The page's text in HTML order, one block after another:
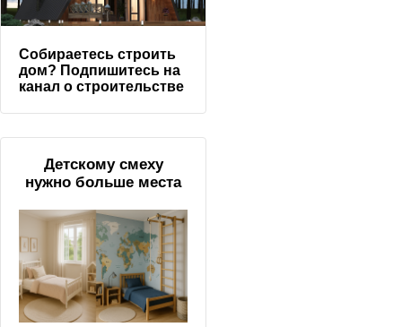
Собираетесь строить
дом? Подпишитесь на
канал о строительстве
Детскому смеху
нужно больше места